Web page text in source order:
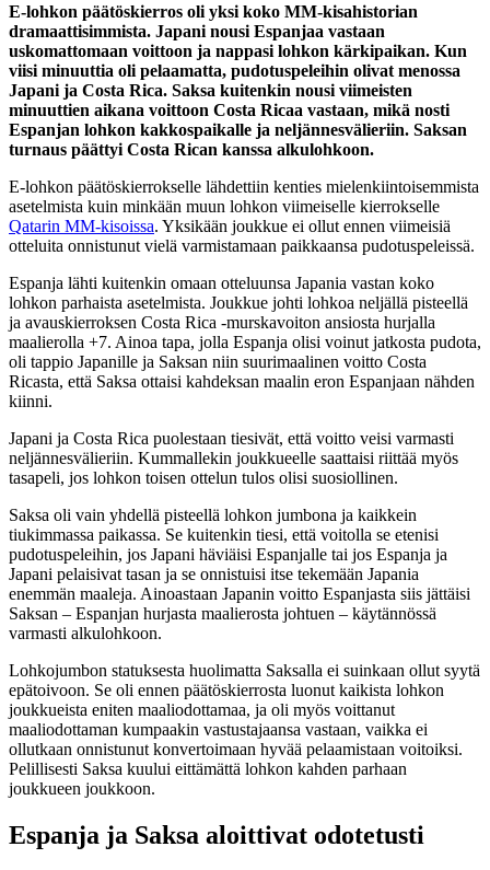
E-lohkon päätöskierros oli yksi koko MM-kisahistorian
dramaattisimmista. Japani nousi Espanjaa vastaan
uskomattomaan voittoon ja nappasi lohkon kärkipaikan. Kun
viisi minuuttia oli pelaamatta, pudotuspeleihin olivat menossa
Japani ja Costa Rica. Saksa kuitenkin nousi viimeisten
minuuttien aikana voittoon Costa Ricaa vastaan, mikä nosti
Espanjan lohkon kakkospaikalle ja neljännesvälieriin. Saksan
turnaus päättyi Costa Rican kanssa alkulohkoon.
E-lohkon päätöskierrokselle lähdettiin kenties mielenkiintoisemmista
asetelmista kuin minkään muun lohkon viimeiselle kierrokselle
Qatarin MM-kisoissa. Yksikään joukkue ei ollut ennen viimeisiä
otteluita onnistunut vielä varmistamaan paikkaansa pudotuspeleissä.
Espanja lähti kuitenkin omaan otteluunsa Japania vastan koko
lohkon parhaista asetelmista. Joukkue johti lohkoa neljällä pisteellä
ja avauskierroksen Costa Rica -murskavoiton ansiosta hurjalla
maalierolla +7. Ainoa tapa, jolla Espanja olisi voinut jatkosta pudota,
oli tappio Japanille ja Saksan niin suurimaalinen voitto Costa
Ricasta, että Saksa ottaisi kahdeksan maalin eron Espanjaan nähden
kiinni.
Japani ja Costa Rica puolestaan tiesivät, että voitto veisi varmasti
neljännesvälieriin. Kummallekin joukkueelle saattaisi riittää myös
tasapeli, jos lohkon toisen ottelun tulos olisi suosiollinen.
Saksa oli vain yhdellä pisteellä lohkon jumbona ja kaikkein
tiukimmassa paikassa. Se kuitenkin tiesi, että voitolla se etenisi
pudotuspeleihin, jos Japani häviäisi Espanjalle tai jos Espanja ja
Japani pelaisivat tasan ja se onnistuisi itse tekemään Japania
enemmän maaleja. Ainoastaan Japanin voitto Espanjasta siis jättäisi
Saksan – Espanjan hurjasta maalierosta johtuen – käytännössä
varmasti alkulohkoon.
Lohkojumbon statuksesta huolimatta Saksalla ei suinkaan ollut syytä
epätoivoon. Se oli ennen päätöskierrosta luonut kaikista lohkon
joukkueista eniten maaliodottamaa, ja oli myös voittanut
maaliodottaman kumpaakin vastustajaansa vastaan, vaikka ei
ollutkaan onnistunut konvertoimaan hyvää pelaamistaan voitoiksi.
Pelillisesti Saksa kuului eittämättä lohkon kahden parhaan
joukkueen joukkoon.
Espanja ja Saksa aloittivat odotetusti